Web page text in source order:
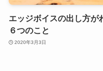
エッジボイスの出し方が
６つのこと
2020年3月3日